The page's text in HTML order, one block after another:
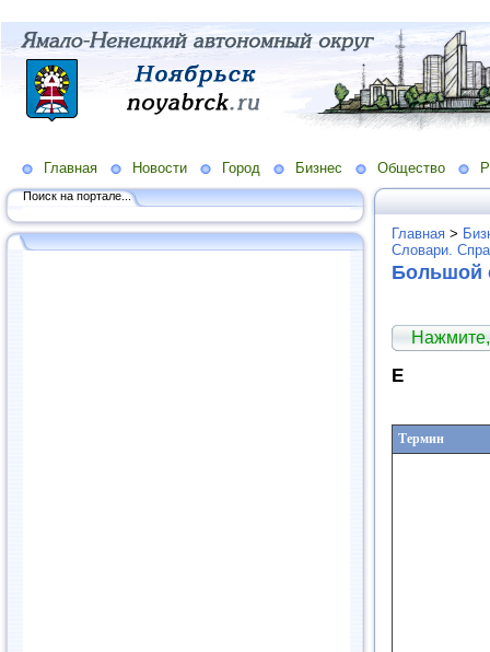
Главная Новости Город Бизнес Общество
Поиск на портале...
Главная >
Словари.
Большой
Е
Термин